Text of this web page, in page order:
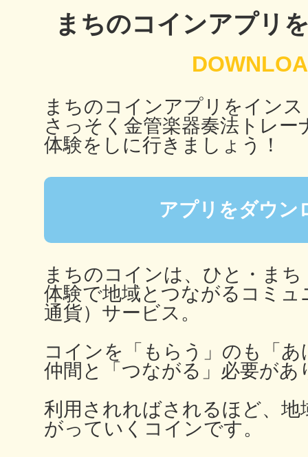
まちのコインアプリ
まちのコインアプリをイン
さっそく金管楽器奏法トレ
体験をしに行きましょう！
アプリをダウン
まちのコインは、ひと・ま
体験で地域とつながるコミュ
通貨）サービス。
コインを「もらう」のも「
仲間と「つながる」必要があ
利用されればされるほど、地
がっていくコインです。
秋葉原
日置
高知市
シモキ
多度津